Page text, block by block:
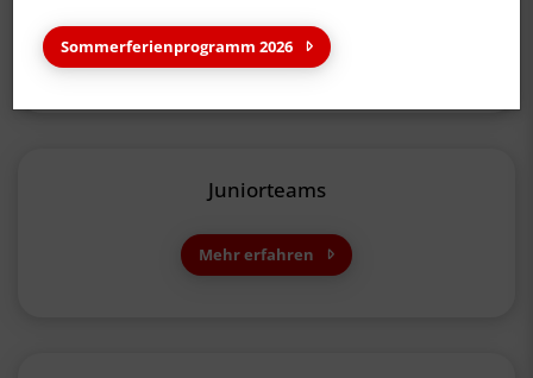
Mehr erfahren
Juniorteams
Mehr erfahren
Sommerferienprogramm 2026